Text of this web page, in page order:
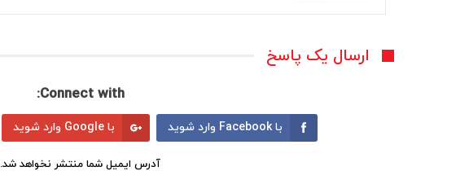
ارسال یک پاسخ
Connect with:
با Facebook وارد شوید با Google وارد شوید
آدرس ایمیل شما منتشر نخواهد شد.